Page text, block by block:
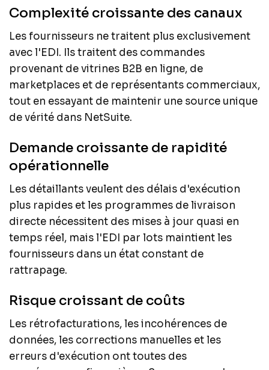
Complexité croissante des canaux
Les fournisseurs ne traitent plus exclusivement
avec l'EDI. Ils traitent des commandes
provenant de vitrines B2B en ligne, de
marketplaces et de représentants commerciaux,
tout en essayant de maintenir une source unique
de vérité dans NetSuite.
Demande croissante de rapidité
opérationnelle
Les détaillants veulent des délais d'exécution
plus rapides et les programmes de livraison
directe nécessitent des mises à jour quasi en
temps réel, mais l'EDI par lots maintient les
fournisseurs dans un état constant de
rattrapage.
Risque croissant de coûts
Les rétrofacturations, les incohérences de
données, les corrections manuelles et les
erreurs d'exécution ont toutes des